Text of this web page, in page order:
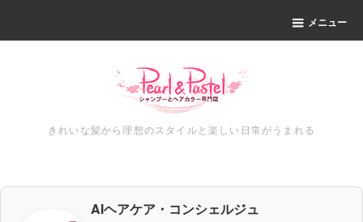
メニュー
きれいな髪から理想のスタイルと楽しい日常がうまれる
AIヘアケア・コンシェルジュ